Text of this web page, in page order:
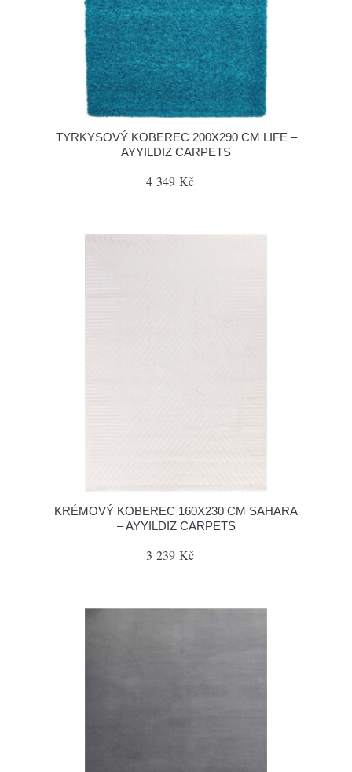
TYRKYSOVÝ KOBEREC 200X290 CM LIFE –
AYYILDIZ CARPETS
4 349 Kč
KRÉMOVÝ KOBEREC 160X230 CM SAHARA
– AYYILDIZ CARPETS
3 239 Kč